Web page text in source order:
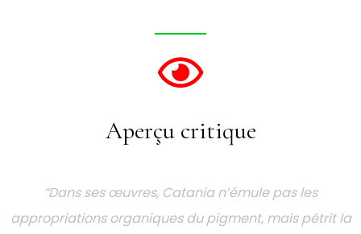
Aperçu critique
“Dans ses œuvres, Catania n’émule pas les
appropriations organiques du pigment, mais pétrit la